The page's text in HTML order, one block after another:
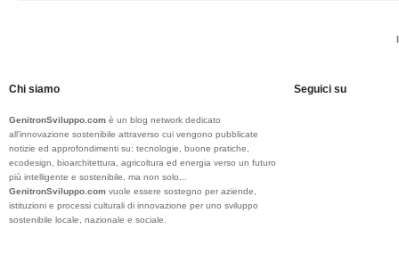
Chi siamo
GenitronSviluppo.com è un blog network dedicato
all’innovazione sostenibile attraverso cui vengono pubblicate
notizie ed approfondimenti su: tecnologie, buone pratiche,
ecodesign, bioarchitettura, agricoltura ed energia verso un futuro
più intelligente e sostenibile, ma non solo...
GenitronSviluppo.com vuole essere sostegno per aziende,
istituzioni e processi culturali di innovazione per uno sviluppo
sostenibile locale, nazionale e sociale.
Seguici su